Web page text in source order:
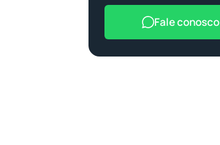
Fale conosco